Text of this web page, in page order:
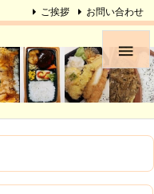

ご挨拶 お問い合わせ